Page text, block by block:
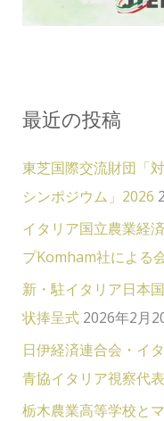
最近の投稿
東芝国際交流財団「
シンポジウム」2026
イタリア国立農業経
プKomham社による
新・駐イタリア日本
状捧呈式 2026年2月
日伊経済連合会・イ
青協イタリア視察代
栃木農業高等学校と